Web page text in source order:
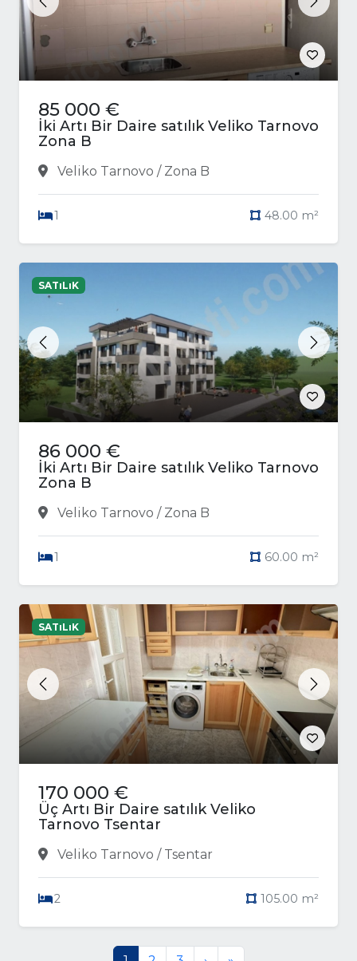
Previous Next
85 000 €
İki Artı Bir Daire satılık Veliko Tarnovo
Zona B
Veliko Tarnovo / Zona B
1 48.00 m²
Previous Next
SATıLıK
86 000 €
İki Artı Bir Daire satılık Veliko Tarnovo
Zona B
Veliko Tarnovo / Zona B
1 60.00 m²
Previous Next
SATıLıK
170 000 €
Üç Artı Bir Daire satılık Veliko
Tarnovo Tsentar
Veliko Tarnovo / Tsentar
2 105.00 m²